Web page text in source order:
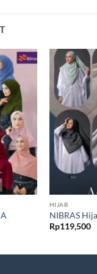
HIJAB
NIBRAS
Rp119,500